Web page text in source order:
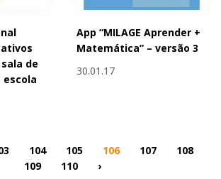
de
App “MILAGE Aprender +
Matemática” – versão 3
30.01.17
104 105 106 107
108
109
110 ›